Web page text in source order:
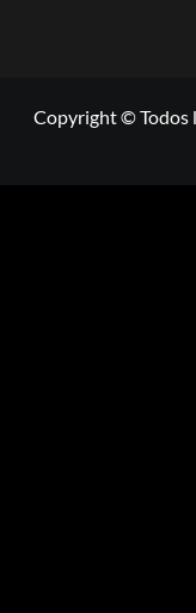
Copyright © Todos